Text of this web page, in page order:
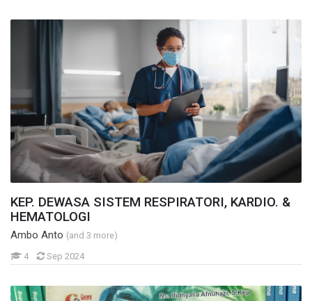
KEP. DEWASA SISTEM RESPIRATORI, KARDIO. &
HEMATOLOGI
Ambo Anto (and 3 more)
4Mahasiswa
Sep 2024